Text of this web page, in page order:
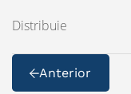
Distribuie
Anterior